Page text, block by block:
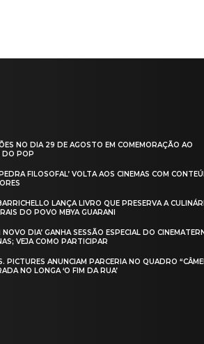
NO DIA 29 DE AGOSTO EM COMEMORAÇÃO AO
DO POP
FILOSOFAL’ VOLTA AOS CINEMAS COM
LANÇA LIVRO QUE PRESERVA A
DO POVO MBYA GUARANI
NOVO DIA’ GANHA SESSÃO ESPECIAL DO
VEJA COMO PARTICIPAR
PICTURES ANUNCIAM PARCERIA NO QUADRO
NO LONGA ‘O FIM DA RUA’